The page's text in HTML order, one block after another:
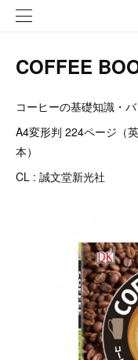
COFFEE
コーヒーの基礎知識・
A4変形判 224ページ（
本）
CL : 誠文堂新光社